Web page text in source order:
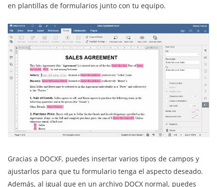
en plantillas de formularios junto con tu equipo.
Gracias a DOCXF, puedes insertar varios tipos de campos y
ajustarlos para que tu formulario tenga el aspecto deseado.
Además, al igual que en un archivo DOCX normal, puedes